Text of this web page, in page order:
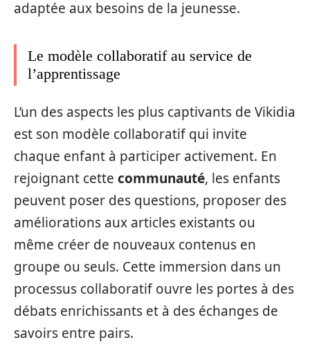
adaptée aux besoins de la jeunesse.
Le modèle collaboratif au service de
l’apprentissage
L’un des aspects les plus captivants de Vikidia
est son modèle collaboratif qui invite
chaque enfant à participer activement. En
rejoignant cette communauté, les enfants
peuvent poser des questions, proposer des
améliorations aux articles existants ou
même créer de nouveaux contenus en
groupe ou seuls. Cette immersion dans un
processus collaboratif ouvre les portes à des
débats enrichissants et à des échanges de
savoirs entre pairs.